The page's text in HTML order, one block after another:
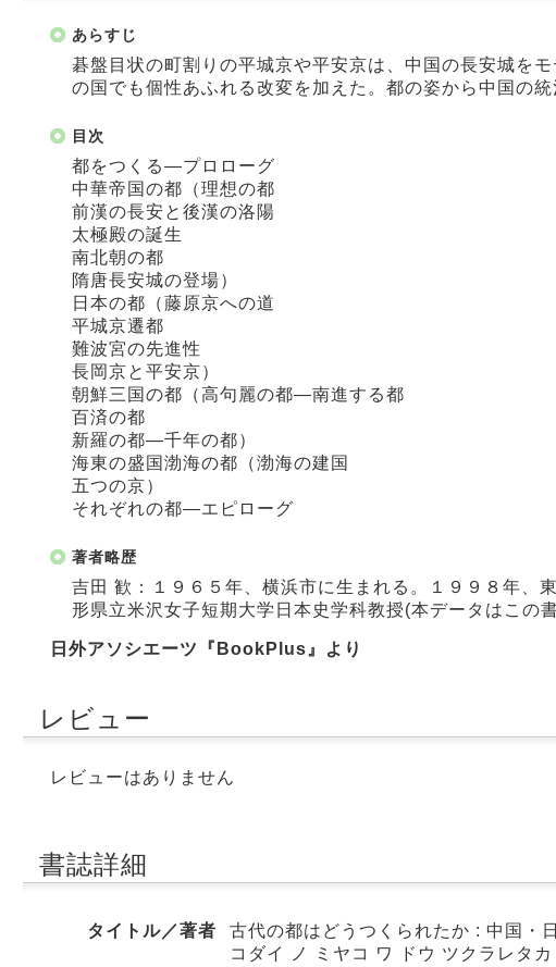
あらすじ
碁盤目状の町割りの平城京や平安京は、中国の長安城を
の国でも個性あふれる改変を加えた。都の姿から中国の
目次
都をつくる―プロローグ
中華帝国の都（理想の都
前漢の長安と後漢の洛陽
太極殿の誕生
南北朝の都
隋唐長安城の登場）
日本の都（藤原京への道
平城京遷都
難波宮の先進性
長岡京と平安京）
朝鮮三国の都（高句麗の都―南進する都
百済の都
新羅の都―千年の都）
海東の盛国渤海の都（渤海の建国
五つの京）
それぞれの都―エピローグ
著者略歴
吉田 歓：１９６５年、横浜市に生まれる。１９９８年、
形県立米沢女子短期大学日本史学科教授(本データはこの
日外アソシエーツ『BookPlus』より
レビュー
レビューはありません
書誌詳細
タイトル／著者
古代の都はどうつくられたか : 中国・
コダイ ノ ミヤコ ワ ドウ ツクラレタ